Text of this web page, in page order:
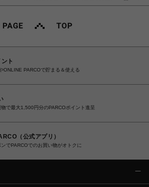
ト
ONLINE PARCOで貯まる＆使える
で最大1,500円分のPARCOポイント進呈
（公式アプリ）
でPARCOでのお買い物がオトクに